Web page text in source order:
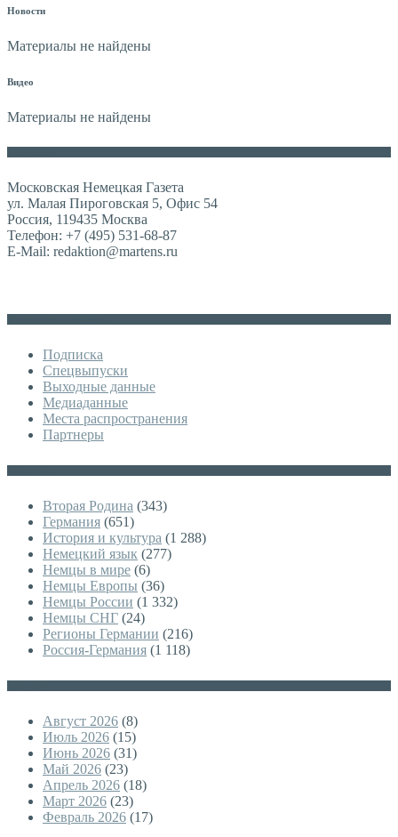
Новости
Материалы не найдены
Видео
Материалы не найдены
Московская Немецкая Газета
ул. Малая Пироговская 5, Офис 54
Россия, 119435 Москва
Телефон: +7 (495) 531-68-87
E-Mail: redaktion@martens.ru
Подписка
Спецвыпуски
Выходные данные
Медиаданные
Места распространения
Партнеры
Вторая Родина (343)
Германия (651)
История и культура (1 288)
Немецкий язык (277)
Немцы в мире (6)
Немцы Европы (36)
Немцы России (1 332)
Немцы СНГ (24)
Регионы Германии (216)
Россия-Германия (1 118)
Август 2026 (8)
Июль 2026 (15)
Июнь 2026 (31)
Май 2026 (23)
Апрель 2026 (18)
Март 2026 (23)
Февраль 2026 (17)